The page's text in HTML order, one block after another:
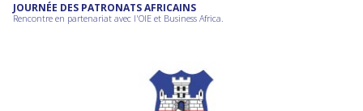
JOURNÉE DES PATRONATS AFRICAINS
Rencontre en partenariat avec l'OIE et Business Africa.